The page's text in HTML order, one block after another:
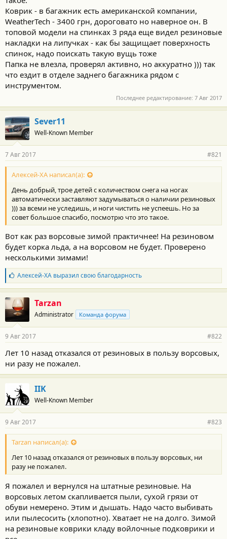
Коврик - в багажник есть американской компании,
WeatherTech - 3400 грн, дороговато но наверное он. В
топовой модели на спинках 3 ряда еще видел резиновые
накладки на липучках - как бы защищает поверхность
спинок, надо поискать такую вущь тоже
Папка не влезла, проверял активно, но аккуратно ))) так
что ездит в отделе заднего багажника рядом с
инструментом.
Последнее редактирование: 7 Авг 2017
Sever11
Well-Known Member
7 Авг 2017 #821
Алексей-ХА написал(а):
День добрый, трое детей с количеством снега на ногах
автоматически заставляют задумываться о наличии резиновых
))) за всеми не уследишь, и ноги чистить не успеешь. Но за
совет большое спасибо, посмотрю что это такое.
Вот как раз ворсовые зимой практичнее! На резиновом
будет корка льда, а на ворсовом не будет. Проверено
несколькими зимами!
Б
л
а
г
о
д
а
н
с
т
и
:
Алексей-ХАвыразил свою благодарность
Tarzan
Administrator Команда форума
9 Авг 2017 #822
Лет 10 назад отказался от резиновых в пользу ворсовых,
ни разу не пожалел.
IIK
Well-Known Member
9 Авг 2017 #823
Tarzan написал(а):
Лет 10 назад отказался от резиновых в пользу ворсовых, ни
разу не пожалел.
Я пожалел и вернулся на штатные резиновые. На
ворсовых летом скапливается пыли, сухой грязи от
обуви немерено. Этим и дышать. Надо часто выбивать
или пылесосить (хлопотно). Хватает не на долго. Зимой
на резиновые коврики кладу войлочные подковрики и